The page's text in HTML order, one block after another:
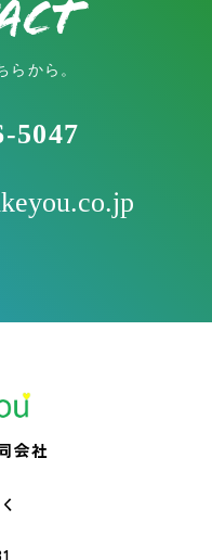
らから。
5047
会社